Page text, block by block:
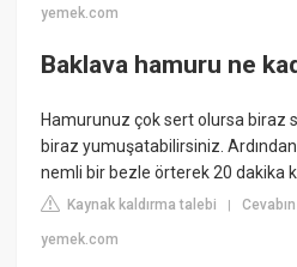
yemek.com
Baklava hamuru ne
Hamurunuz çok sert olursa biraz
biraz yumuşatabilirsiniz. Ardından
nemli bir bezle örterek 20 dakika
Kaynak kaldırma talebi |
yemek.com